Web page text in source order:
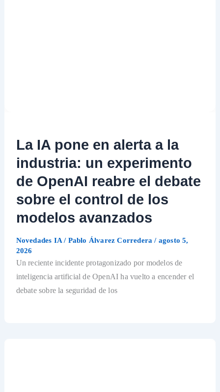
La IA pone en alerta a la
industria: un experimento
de OpenAI reabre el debate
sobre el control de los
modelos avanzados
Novedades IA / Pablo Álvarez Corredera/ agosto 5,
2026
Un reciente incidente protagonizado por modelos de
inteligencia artificial de OpenAI ha vuelto a encender el
debate sobre la seguridad de los